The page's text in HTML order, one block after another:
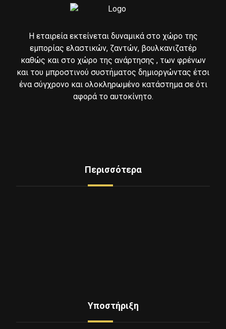
Η εταιρεία εκτείνεται δυναμικά στο χώρο της
εμπορίας ελαστικών, ζαντών, βουλκανιζατέρ
καθώς και στο χώρο της ανάρτησης , των φρένων
και του μπροστινού συστήματος δημιοργώντας έτσι
ένα σύγχρονο και ολοκληρωμένο κατάστημα σε ότι
αφορά το αυτοκίνητο.
Περισσότερα
Υποστήριξη